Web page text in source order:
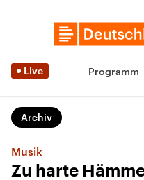
Live Programm
Archiv
Musik
Zu harte